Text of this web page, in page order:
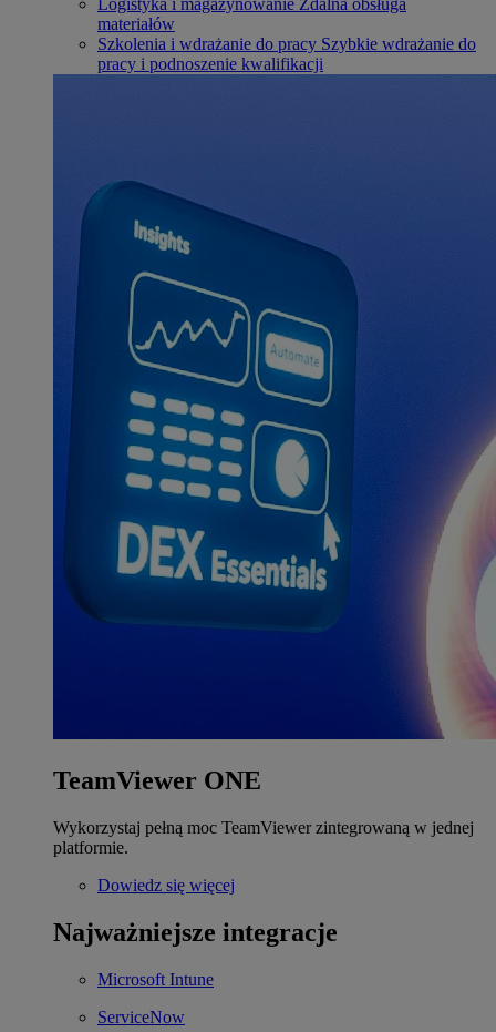
Logistyka i magazynowanie Zdalna obsługa
materiałów
Szkolenia i wdrażanie do pracy Szybkie wdrażanie do
pracy i podnoszenie kwalifikacji
TeamViewer ONE
Wykorzystaj pełną moc TeamViewer zintegrowaną w jednej
platformie.
Dowiedz się więcej
Najważniejsze integracje
Microsoft Intune
ServiceNow